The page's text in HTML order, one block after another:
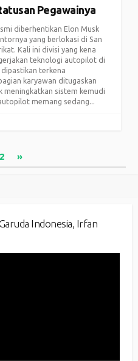
Pegawainya
diberhentikan Elon Musk
yang berlokasi di San
Kali ini divisi yang kena
teknologi autopilot di
terkena
karyawan ditugaskan
meningkatkan sistem kemudi
memang sedang...
2 »
Indonesia, Irfan